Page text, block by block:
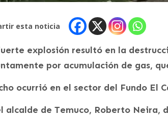
esta noticia
explosión resultó en la
por acumulación de gas,
ocurrió en el sector del Fundo El
alcalde de Temuco, Roberto